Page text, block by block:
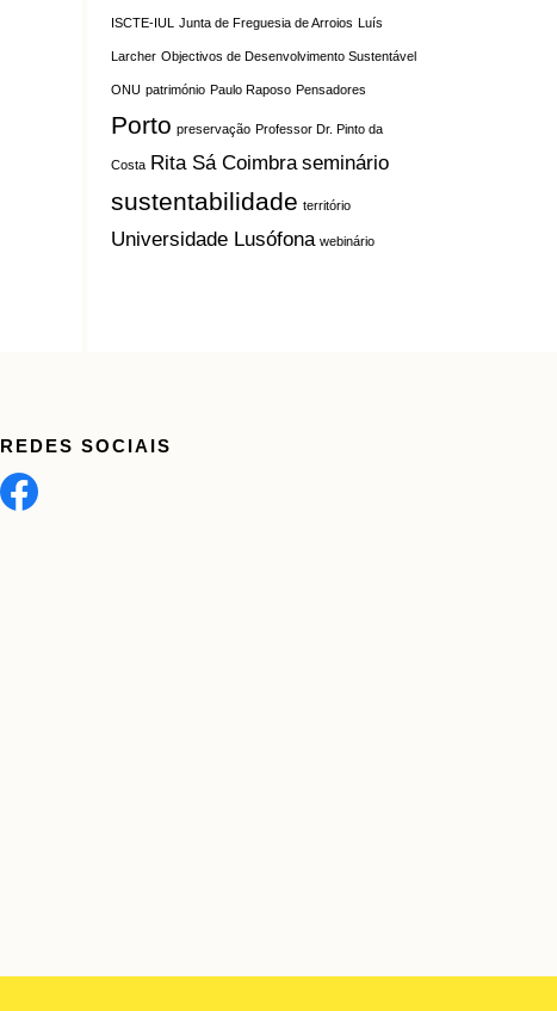
ISCTE-IUL Junta de Freguesia de Arroios Luís
Larcher Objectivos de Desenvolvimento Sustentável
ONU património Paulo Raposo Pensadores
Porto preservação Professor Dr. Pinto da
Costa Rita Sá Coimbra seminário
sustentabilidade território
Universidade Lusófona webinário
REDES SOCIAIS